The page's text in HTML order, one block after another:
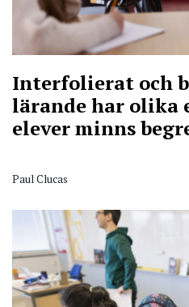
Interfolierat och
lärande har olika
elever minns
Paul Clucas